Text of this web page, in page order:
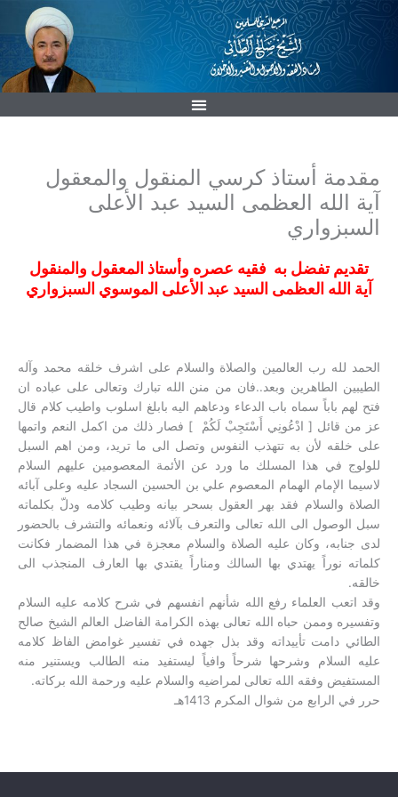
تخطي
مقدمة أستاذ كرسي المنقول والمعقول
آية الله العظمى السيد عبد الأعلى
السبزواري
تقديم تفضل به فقيه عصره وأستاذ المعقول والمنقول
آية الله العظمى السيد عبد الأعلى الموسوي السبزواري
الحمد لله رب العالمين والصلاة والسلام على اشرف خلقه محمد وآله
الطيبين الطاهرين وبعد..فان من منن الله تبارك وتعالى على عباده ان
فتح لهم باباً سماه باب الدعاء ودعاهم اليه بابلغ اسلوب واطيب كلام قال
عز من قائل [ ادْعُونِي أَسْتَجِبْ لَكُمْ ] فصار ذلك من اكمل النعم واتمها
على خلقه لأن به تتهذب النفوس وتصل الى ما تريد، ومن اهم السبل
للولوج في هذا المسلك ما ورد عن الأئمة المعصومين عليهم السلام
لاسيما الإمام الهمام المعصوم علي بن الحسين السجاد عليه وعلى آبائه
الصلاة والسلام فقد بهر العقول بسحر بيانه وطيب كلامه ودلّ بكلماته
سبل الوصول الى الله تعالى والتعرف بآلائه ونعمائه والتشرف بالحضور
لدى جنابه، وكان عليه الصلاة والسلام معجزة في هذا المضمار فكانت
كلماته نوراً يهتدي بها السالك ومناراً يقتدي بها العارف المنجذب الى
خالقه.
وقد اتعب العلماء رفع الله شأنهم انفسهم في شرح كلامه عليه السلام
وتفسيره وممن حباه الله تعالى بهذه الكرامة الفاضل العالم الشيخ صالح
الطائي دامت تأييداته وقد بذل جهده في تفسير غوامض الفاظ كلامه
عليه السلام وشرحها شرحاً وافياً ليستفيد منه الطالب ويستنير منه
المستفيض وفقه الله تعالى لمراضيه والسلام عليه ورحمة الله بركاته.
حرر في الرابع من شوال المكرم 1413هـ